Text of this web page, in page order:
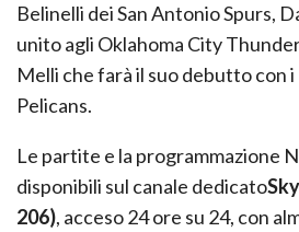
Belinelli dei San Antonio Spurs,
unito agli Oklahoma City
Melli che farà il suo debutto con
Pelicans.
Le partite e la programmazione
disponibili sul canale dedicato
206), acceso 24 ore su 24, con